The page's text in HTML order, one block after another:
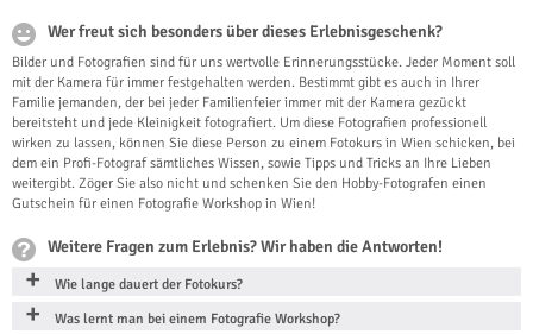
Wer freut sich besonders über dieses Erlebnisgeschenk?
Bilder und Fotografien sind für uns wertvolle Erinnerungsstücke. Jeder Moment soll
mit der Kamera für immer festgehalten werden. Bestimmt gibt es auch in Ihrer
Familie jemanden, der bei jeder Familienfeier immer mit der Kamera gezückt
bereitsteht und jede Kleinigkeit fotografiert. Um diese Fotografien professionell
wirken zu lassen, können Sie diese Person zu einem Fotokurs in Wien schicken, bei
dem ein Profi-Fotograf sämtliches Wissen, sowie Tipps und Tricks an Ihre Lieben
weitergibt. Zöger Sie also nicht und schenken Sie den Hobby-Fotografen einen
Gutschein für einen Fotografie Workshop in Wien!
Weitere Fragen zum Erlebnis? Wir haben die Antworten!
Wie lange dauert der Fotokurs?
Was lernt man bei einem Fotografie Workshop?